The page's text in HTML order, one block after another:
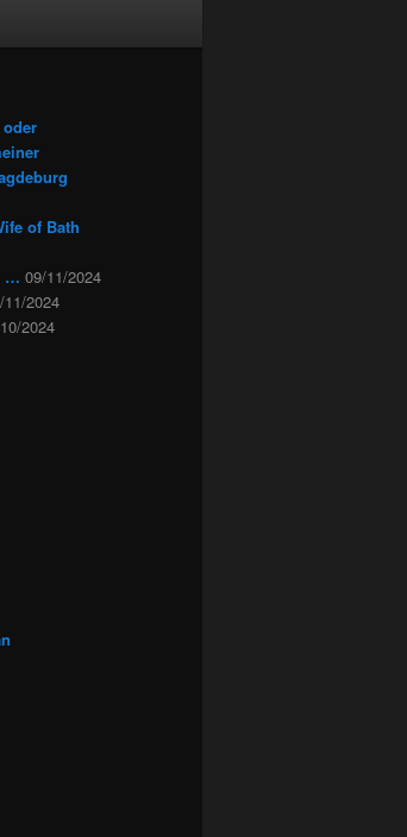
of Bath
… 09/11/2024
11/2024
2024